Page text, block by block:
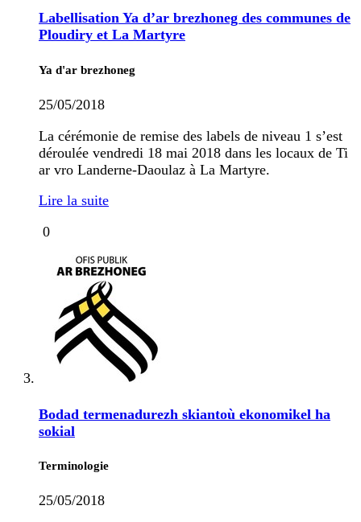
Labellisation Ya d’ar brezhoneg des communes de
Ploudiry et La Martyre
Ya d'ar brezhoneg
25/05/2018
La cérémonie de remise des labels de niveau 1 s’est
déroulée vendredi 18 mai 2018 dans les locaux de Ti
ar vro Landerne-Daoulaz à La Martyre.
Lire la suite
0
Bodad termenadurezh skiantoù ekonomikel ha
sokial
Terminologie
25/05/2018